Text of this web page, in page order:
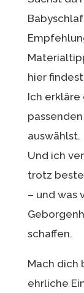
hier
Ich
auswählst.
Und ich
trotz
– und was
schaffen.
Mach dich
ehrliche